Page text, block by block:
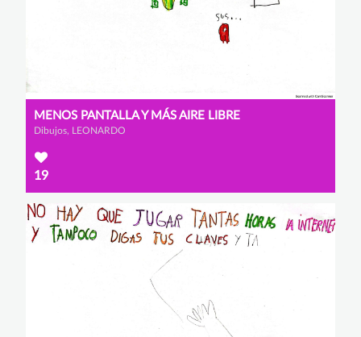
MENOS PANTALLA Y MÁS AIRE LIBRE
Dibujos, LEONARDO
19